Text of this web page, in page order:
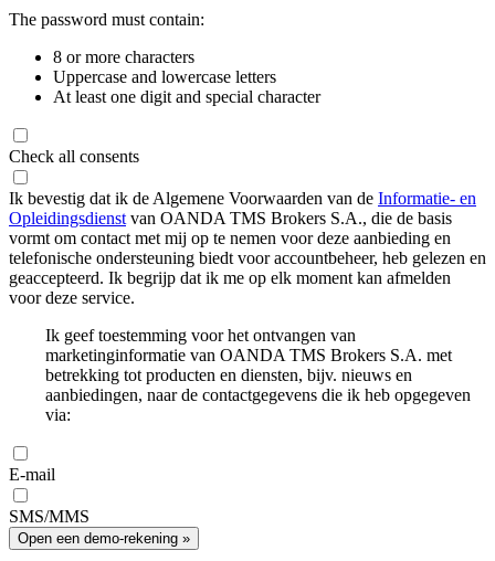
The password must contain:
8 or more characters
Uppercase and lowercase letters
At least one digit and special character
Check all consents
Ik bevestig dat ik de Algemene Voorwaarden van de Informatie- en
Opleidingsdienst van OANDA TMS Brokers S.A., die de basis
vormt om contact met mij op te nemen voor deze aanbieding en
telefonische ondersteuning biedt voor accountbeheer, heb gelezen en
geaccepteerd. Ik begrijp dat ik me op elk moment kan afmelden
voor deze service.
Ik geef toestemming voor het ontvangen van
marketinginformatie van OANDA TMS Brokers S.A. met
betrekking tot producten en diensten, bijv. nieuws en
aanbiedingen, naar de contactgegevens die ik heb opgegeven
via:
E-mail
SMS/MMS
Open een demo-rekening »